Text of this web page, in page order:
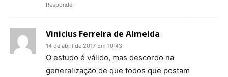
Responder
Vinicius Ferreira de Almeida
14 de abril de 2017 Em 10:43
O estudo é válido, mas descordo na
generalização de que todos que postam